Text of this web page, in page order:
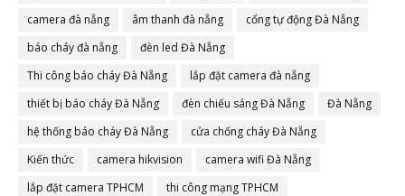
camera đà nẵng
âm thanh đà nẵng
cổng tự động Đà Nẵng
báo cháy đà nẵng
đèn led Đà Nẵng
Thi công báo cháy Đà Nẵng
lắp đặt camera đà nẵng
thiết bị báo cháy Đà Nẵng
đèn chiếu sáng Đà Nẵng
Đà Nẵng
hệ thống báo cháy Đà Nẵng
cửa chống cháy Đà Nẵng
Kiến thức
camera hikvision
camera wifi Đà Nẵng
lắp đặt camera TPHCM
thi công mạng TPHCM